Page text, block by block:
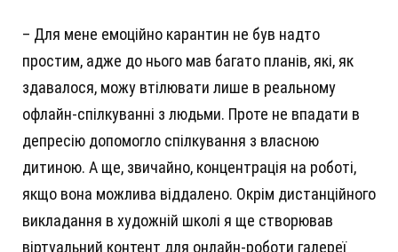
– Для мене емоційно карантин не був надто
простим, адже до нього мав багато планів, які, як
здавалося, можу втілювати лише в реальному
офлайн-спілкуванні з людьми. Проте не впадати в
депресію допомогло спілкування з власною
дитиною. А ще, звичайно, концентрація на роботі,
якщо вона можлива віддалено. Окрім дистанційного
викладання в художній школі я ще створював
віртуальний контент для онлайн-роботи галереї